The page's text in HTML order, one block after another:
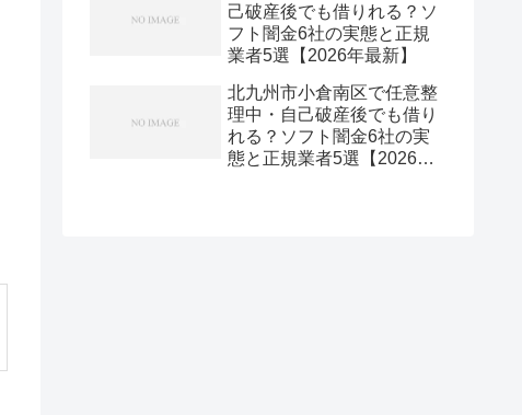
己破産後でも借りれる？ソ
フト闇金6社の実態と正規
業者5選【2026年最新】
北九州市小倉南区で任意整
理中・自己破産後でも借り
れる？ソフト闇金6社の実
態と正規業者5選【2026年